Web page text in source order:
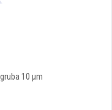
10 µm